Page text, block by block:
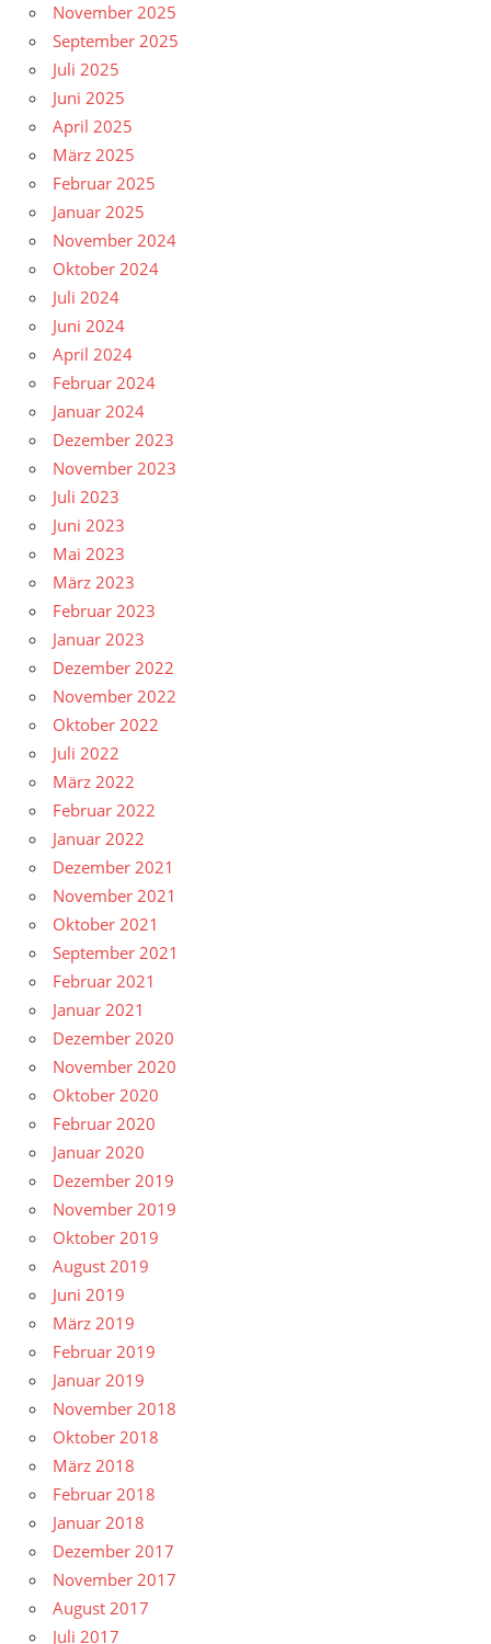
November 2025
September 2025
Juli 2025
Juni 2025
April 2025
März 2025
Februar 2025
Januar 2025
November 2024
Oktober 2024
Juli 2024
Juni 2024
April 2024
Februar 2024
Januar 2024
Dezember 2023
November 2023
Juli 2023
Juni 2023
Mai 2023
März 2023
Februar 2023
Januar 2023
Dezember 2022
November 2022
Oktober 2022
Juli 2022
März 2022
Februar 2022
Januar 2022
Dezember 2021
November 2021
Oktober 2021
September 2021
Februar 2021
Januar 2021
Dezember 2020
November 2020
Oktober 2020
Februar 2020
Januar 2020
Dezember 2019
November 2019
Oktober 2019
August 2019
Juni 2019
März 2019
Februar 2019
Januar 2019
November 2018
Oktober 2018
März 2018
Februar 2018
Januar 2018
Dezember 2017
November 2017
August 2017
Juli 2017